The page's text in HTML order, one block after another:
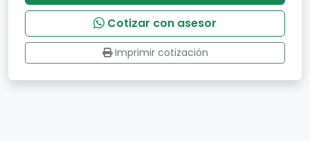
Cotizar con asesor
Imprimir cotización